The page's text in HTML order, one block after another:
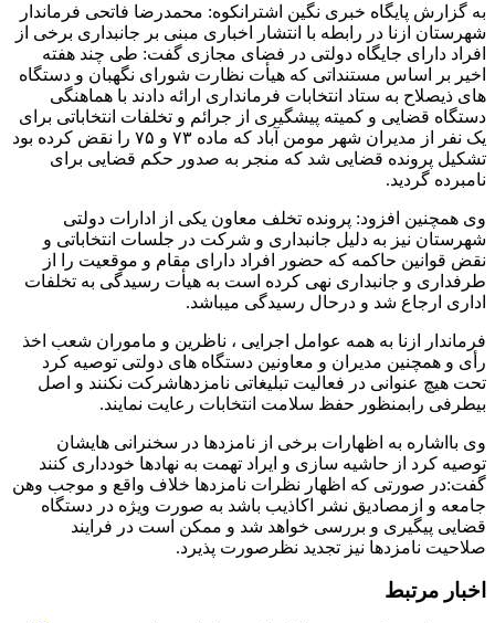
به گزارش پایگاه خبری نگین اشترانکوه: محمدرضا فاتحی فرماندار
شهرستان ازنا در رابطه با انتشار اخباری مبنی بر جانبداری برخی از
افراد دارای جایگاه دولتی در فضای مجازی گفت: طی چند هفته
اخیر بر اساس مستنداتی که هیأت نظارت شورای نگهبان و دستگاه
های ذیصلاح به ستاد انتخابات فرمانداری ارائه دادند با هماهنگی
دستگاه قضایی و کمیته پیشگیری از جرائم و تخلفات انتخاباتی برای
یک نفر از مدیران شهر مومن آباد که ماده ۷۳ و ۷۵ را نقض کرده بود
تشکیل پرونده قضایی شد که منجر به صدور حکم قضایی برای
نامبرده گردید.
وی همچنین افزود: پرونده تخلف معاون یکی از ادارات دولتی
شهرستان نیز به دلیل جانبداری و شرکت در جلسات انتخاباتی و
نقض قوانین حاکمه که حضور افراد دارای مقام و موقعیت را از
طرفداری و جانبداری نهی کرده است به هیأت رسیدگی به تخلفات
اداری ارجاع شد و درحال رسیدگی میباشد.
فرماندار ازنا به همه عوامل اجرایی ، ناظرین و ماموران شعب اخذ
رأی و همچنین مدیران و معاونین دستگاه های دولتی توصیه کرد
تحت هیچ عنوانی در فعالیت تبلیغاتی نامزدهاشرکت نکنند و اصل
بیطرفی رابمنظور حفظ سلامت انتخابات رعایت نمایند.
وی بااشاره به اظهارات برخی از نامزدها در سخنرانی هایشان
توصیه کرد از حاشیه سازی و ایراد تهمت به نهادها خودداری کنند
گفت:در صورتی که اظهار نظرات نامزدها خلاف واقع و موجب وهن
جامعه و ازمصادیق نشر اکاذیب باشد به صورت ویژه در دستگاه
قضایی پیگیری و بررسی خواهد شد و ممکن است در فرایند
صلاحیت نامزدها نیز تجدید نظرصورت پذیرد.
اخبار مرتبط